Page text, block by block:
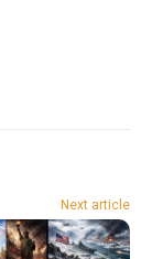
Next article